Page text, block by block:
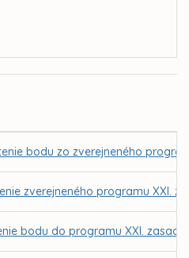
bodu zo zverejneného
zverejneného programu XXI.
bodu do programu XXI.